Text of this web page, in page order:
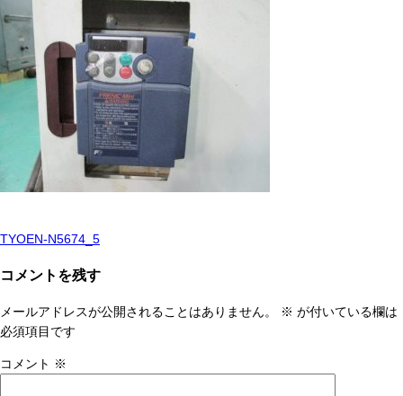
投
稿
ナ
ビ
ゲ
TYOEN-N5674_5
コメントを残す
メールアドレスが公開されることはありません。 ※ が付いている欄は
必須項目です
コメント ※